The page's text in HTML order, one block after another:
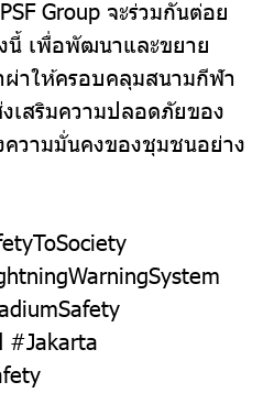
Group จะร่วมกันต่อย
นี้ เพื่อพัฒนาและขยาย
าให้ครอบคลุมสนามกีฬา
เสริมความปลอดภัยของ
ความมั่นคงของชุมชนอย่าง
#Jakarta